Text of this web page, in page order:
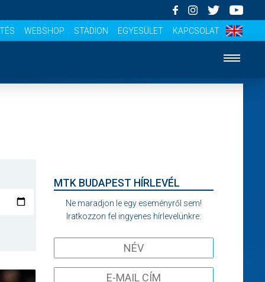
WEBSHOP STADION EGYESÜLET KAPCSOLAT
MTK BUDAPEST HÍRLEVÉL
Ne maradjon le egy eseményről sem!
Iratkozzon fel ingyenes hírlevelünkre: